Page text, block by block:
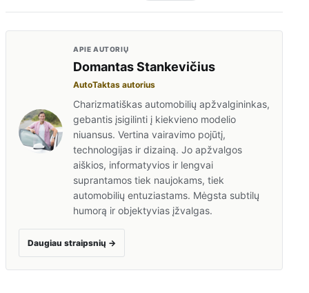
APIE AUTORIŲ
Domantas Stankevičius
AutoTaktas autorius
Charizmatiškas automobilių apžvalgininkas,
gebantis įsigilinti į kiekvieno modelio
niuansus. Vertina vairavimo pojūtį,
technologijas ir dizainą. Jo apžvalgos
aiškios, informatyvios ir lengvai
suprantamos tiek naujokams, tiek
automobilių entuziastams. Mėgsta subtilų
humorą ir objektyvias įžvalgas.
Daugiau straipsnių →